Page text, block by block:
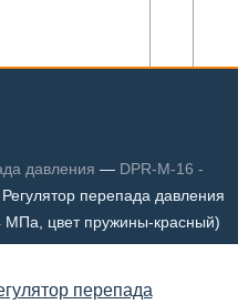
давления — DPR-M-16 -
Регулятор перепада давления
МПа, цвет пружины-красный)